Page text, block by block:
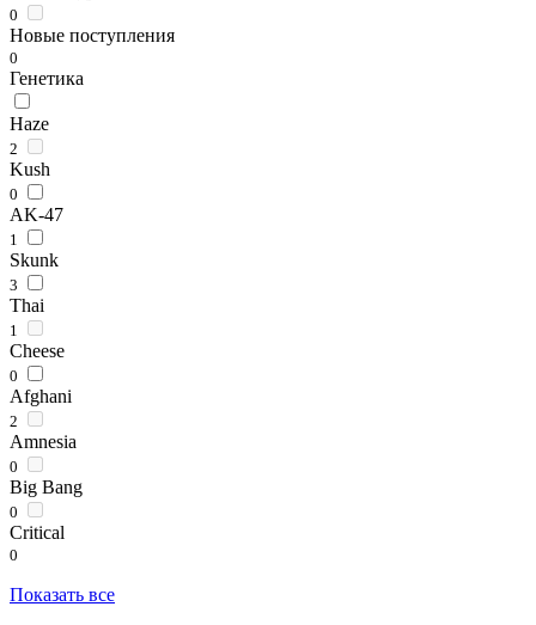
0
Новые поступления
0
Генетика
Haze
2
Kush
0
AK-47
1
Skunk
3
Thai
1
Cheese
0
Afghani
2
Amnesia
0
Big Bang
0
Critical
0
Показать все